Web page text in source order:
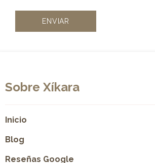
Sobre Xíkara
Inicio
Blog
Reseñas Google